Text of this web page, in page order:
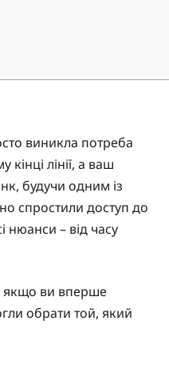
виникла потреба
лінії, а ваш
будучи одним із
спростили доступ до
нюанси – від часу
якщо ви вперше
обрати той, який